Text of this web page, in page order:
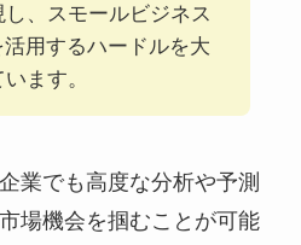
し、スモールビジネス
用するハードルを大
ます。
業でも高度な分析や予測
場機会を掴むことが可能